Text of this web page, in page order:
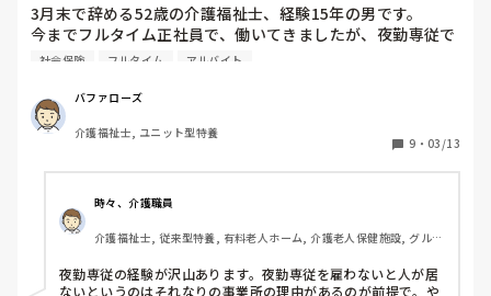
3月末で辞める52歳の介護福祉士、経験15年の男です。
今までフルタイム正社員で、働いてきましたが、夜勤専従で
アルバイトパートで、掛け持ちするなり働いてみようかな?
理由は、歯科で、虫歯、歯周病になり、予約制で、ほっとけ
ない状態です。家賃、光熱費、物価高と、生活もあり。
特別養護老人ホーム、老人保健施設、グループホ―厶。
面接で、夜勤専従で、雇ってくれるかな?と思ってますが。
夜勤専従で働いてる方、どんな感じか教えて下さい。
月10回ぐらい、社会保険必須です。
社会保険 フルタイム アルバイト
バファローズ
介護福祉士, ユニット型特養
9 ・ 03/13
時々、介護職員
介護福祉士, 従来型特養, 有料老人ホーム, 介護老人保健施設, グルー
夜勤専従の経験が沢山あります。夜勤専従を雇わないと人が居
ないというのはそれなりの事業所の理由があるのが前提で。や